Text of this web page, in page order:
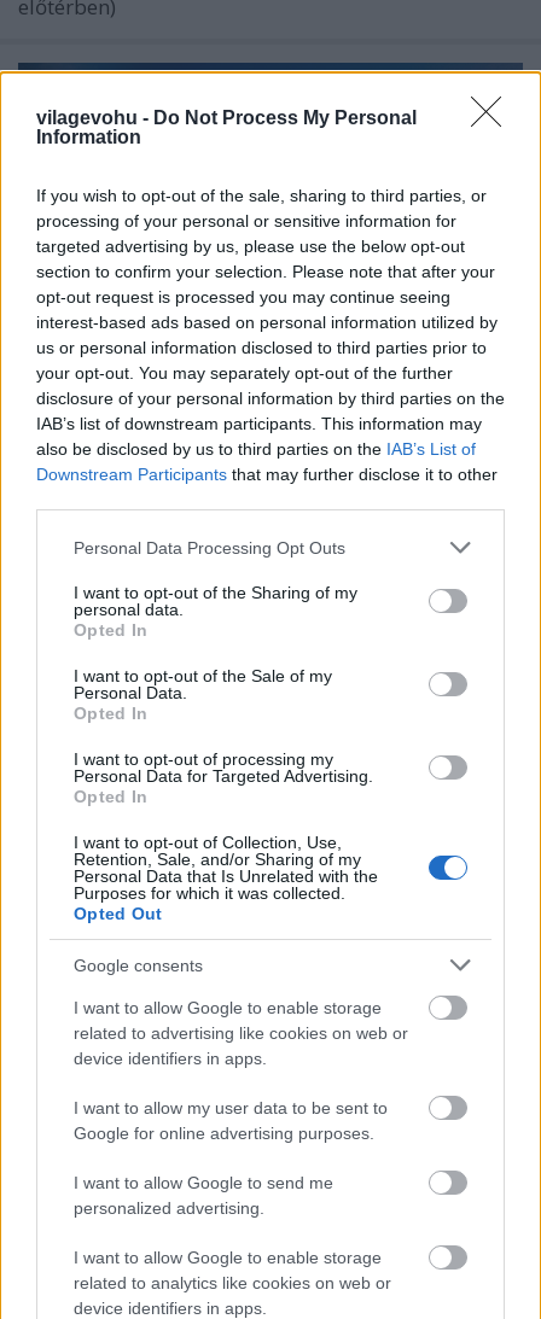
vilagevohu - Do Not Process My Personal
Information
If you wish to opt-out of the sale, sharing to third parties, or
processing of your personal or sensitive information for
targeted advertising by us, please use the below opt-out
section to confirm your selection. Please note that after your
opt-out request is processed you may continue seeing
interest-based ads based on personal information utilized by
us or personal information disclosed to third parties prior to
your opt-out. You may separately opt-out of the further
disclosure of your personal information by third parties on the
IAB’s list of downstream participants. This information may
also be disclosed by us to third parties on the IAB’s List of
Downstream Participants that may further disclose it to other
Please note that this website/app uses one or more Google
not limited to your visit or usage behaviour. You may click to
grant or deny consent to Google and its third-party tags to
use your data for below specified purposes in below Google
consent section.
Personal Data Processing Opt Outs
I want to opt-out of the Sharing of my
personal data.
Opted In
I want to opt-out of the Sale of my
Personal Data.
Opted In
I want to opt-out of processing my
Personal Data for Targeted Advertising.
Opted In
I want to opt-out of Collection, Use,
Retention, Sale, and/or Sharing of my
Personal Data that Is Unrelated with the
Purposes for which it was collected.
Opted Out
Google consents
I want to allow Google to enable storage
related to advertising like cookies on web or
device identifiers in apps.
I want to allow my user data to be sent to
Google for online advertising purposes.
I want to allow Google to send me
personalized advertising.
I want to allow Google to enable storage
related to analytics like cookies on web or
device identifiers in apps.
előtérben)
A legmenőbb szállodai bekészítés és
futópálya
világevő•2015. október 04.
ledolgozásra pedig szuperpanorámás
tetőfutópálya! Érdemes megnézni, hogy milyen
szállodájában a vendégeket!Kívülről még elég
jellegtelen a hely, inkább csúnyácska, bár
szuper videón összefoglalva
Most, hogy pár nap múlva indulok a